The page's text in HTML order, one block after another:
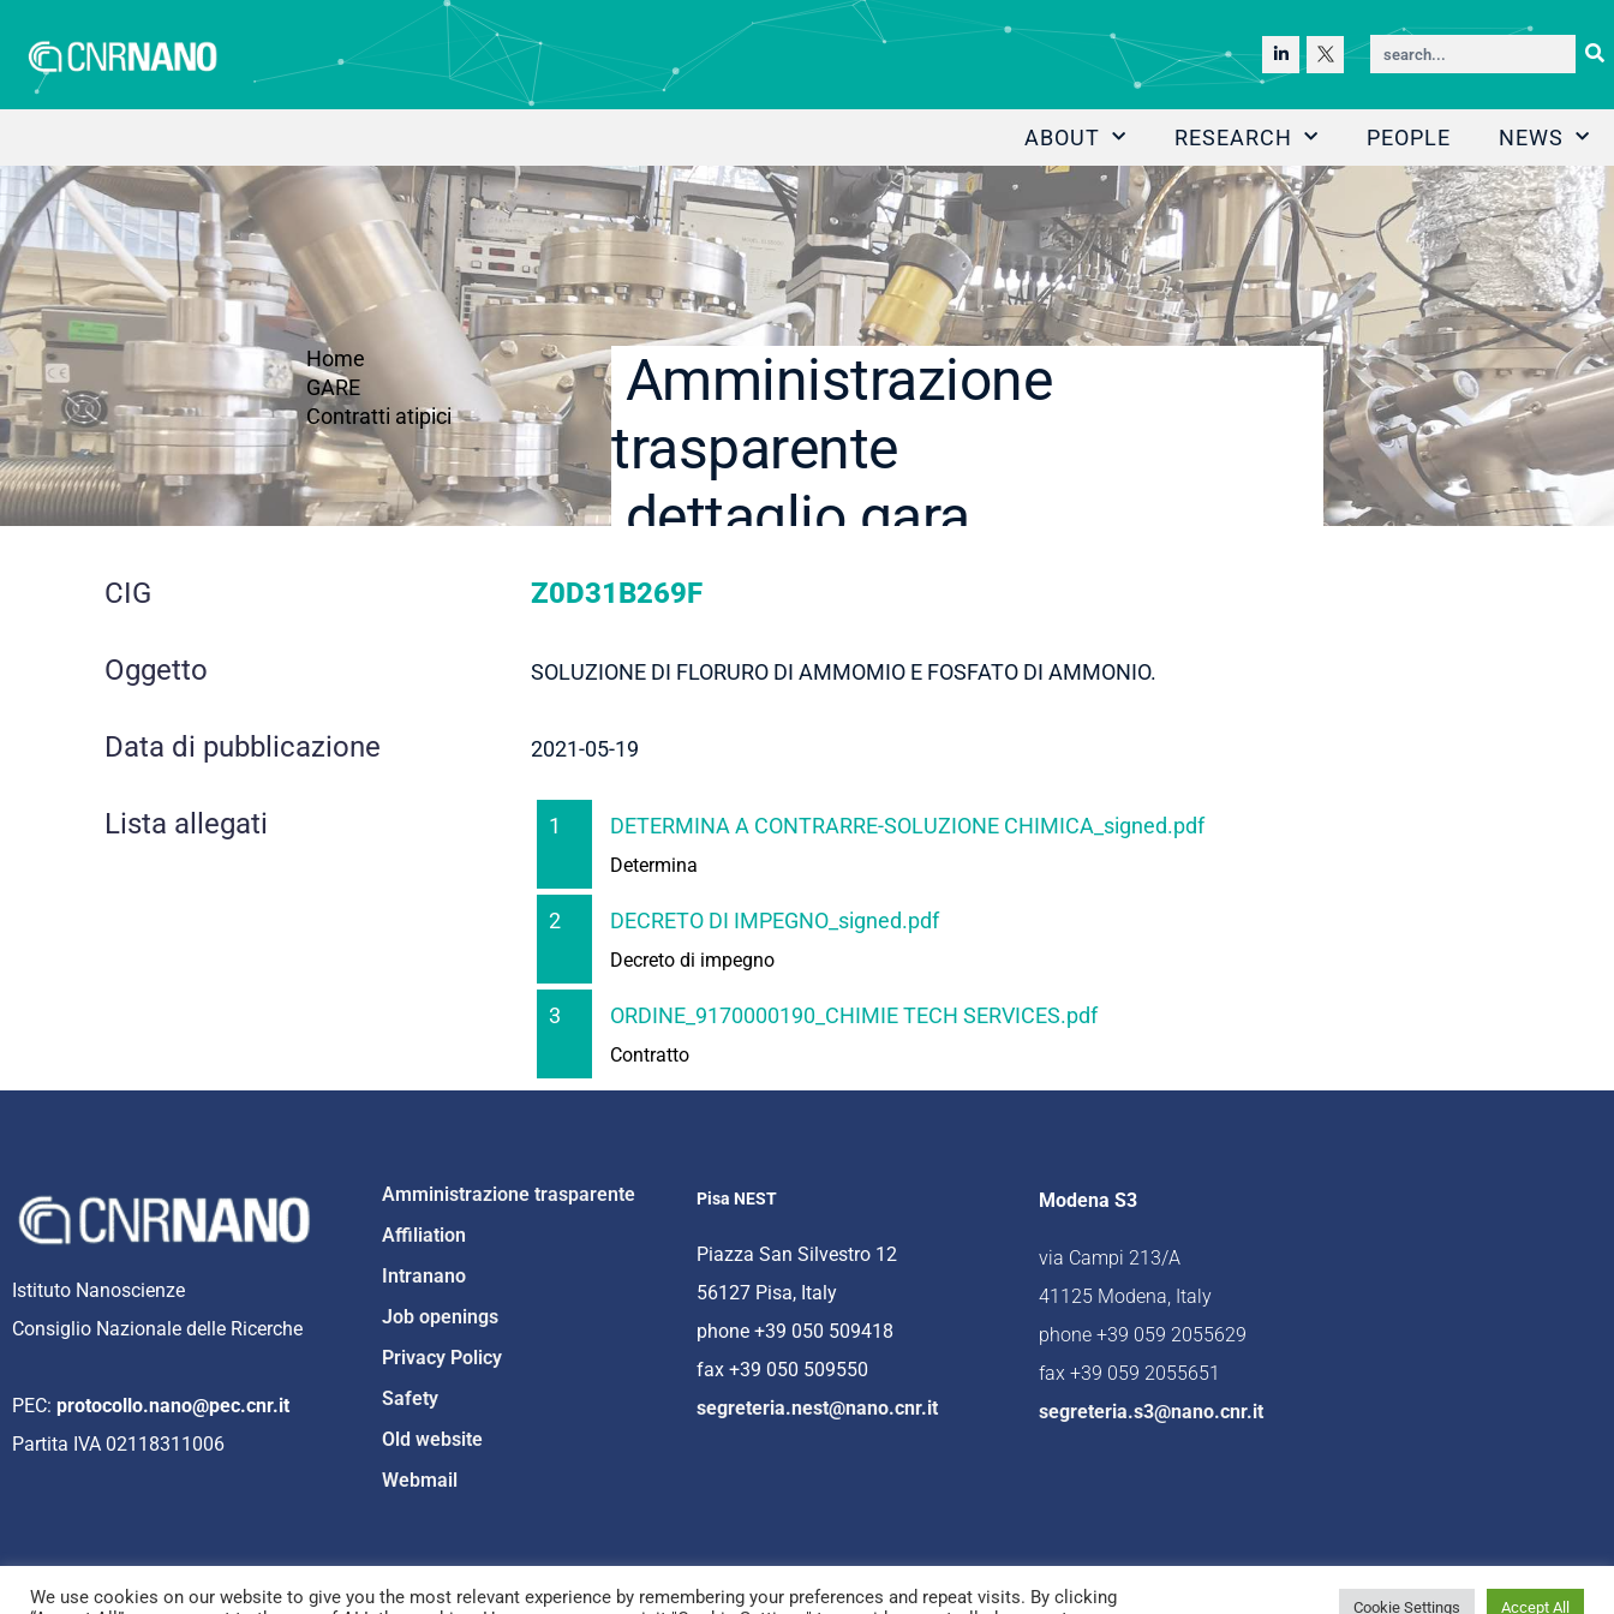
ABOUT RESEARCH PEOPLE NEWS
Home
GARE
Contratti atipici
Amministrazione
trasparente
dettaglio gara
CIG Z0D31B269F
Oggetto SOLUZIONE DI FLORURO DI AMMOMIO E FOSFATO DI AMMONIO.
Data di pubblicazione 2021-05-19
Lista allegati 1 DETERMINA A CONTRARRE-SOLUZIONE CHIMICA_signed.pdf
Determina
2 DECRETO DI IMPEGNO_signed.pdf
Decreto di impegno
3 ORDINE_9170000190_CHIMIE TECH SERVICES.pdf
Contratto
Istituto Nanoscienze
Consiglio Nazionale delle Ricerche
PEC: protocollo.nano@pec.cnr.it
Partita IVA 02118311006
Amministrazione trasparente
Affiliation
Intranano
Job openings
Privacy Policy
Safety
Old website
Webmail
Pisa NEST
Piazza San Silvestro 12
56127 Pisa, Italy
phone +39 050 509418
fax +39 050 509550
segreteria.nest@nano.cnr.it
Modena S3
via Campi 213/A
41125 Modena, Italy
phone +39 059 2055629
fax +39 059 2055651
segreteria.s3@nano.cnr.it
We use cookies on our website to give you the most relevant experience by remembering your preferences and repeat visits. By clicking
Cookie Settings Accept All